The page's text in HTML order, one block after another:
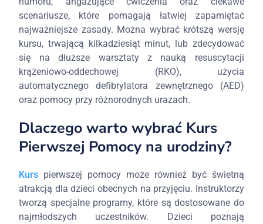
scenariusze, które pomagają łatwiej zapamiętać
najważniejsze zasady. Można wybrać krótszą wersję
kursu, trwającą kilkadziesiąt minut, lub zdecydować
się na dłuższe warsztaty z nauką resuscytacji
krążeniowo-oddechowej (RKO), użycia
automatycznego defibrylatora zewnętrznego (AED)
oraz pomocy przy różnorodnych urazach.
Dlaczego warto wybrać Kurs
Pierwszej Pomocy na urodziny?
Kurs pierwszej pomocy może również być świetną
atrakcją dla dzieci obecnych na przyjęciu. Instruktorzy
tworzą specjalne programy, które są dostosowane do
najmłodszych uczestników. Dzieci poznają